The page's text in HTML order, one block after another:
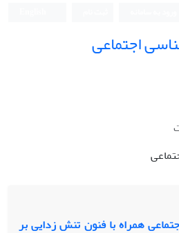
اجتماعی
همراه با فنون تنش زدایی بر